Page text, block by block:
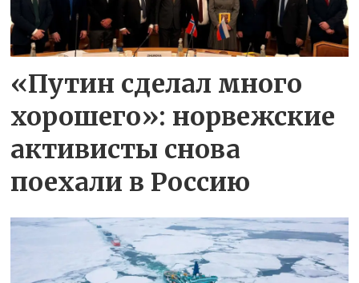
«Путин сделал много
хорошего»: норвежские
активисты снова
поехали в Россию